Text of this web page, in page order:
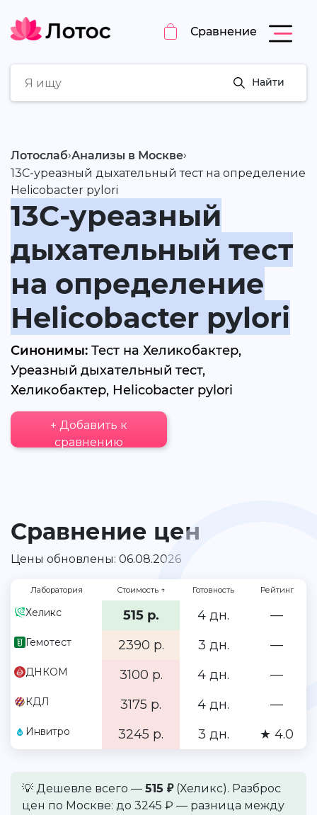
Сравнение
Найти
Лотослаб›Анализы в Москве›
13С-уреазный дыхательный тест на определение
Helicobacter pylori
13С-уреазный
дыхательный тест
на определение
Helicobacter pylori
Синонимы: Тест на Хеликобактер,
Уреазный дыхательный тест,
Хеликобактер, Helicobacter pylori
+ Добавить к
сравнению
Сравнение цен
Цены обновлены: 06.08.2026
Лаборатория Стоимость ↑ Готовность Рейтинг
Хеликс 515 р. 4 дн. —
Гемотест 2390 р. 3 дн. —
ДНКОМ 3100 р. 4 дн. —
КДЛ 3175 р. 4 дн. —
Инвитро 3245 р. 3 дн. ★ 4.0
💡 Дешевле всего — 515 ₽(Хеликс). Разброс
цен по Москве: до 3245 ₽ — разница между